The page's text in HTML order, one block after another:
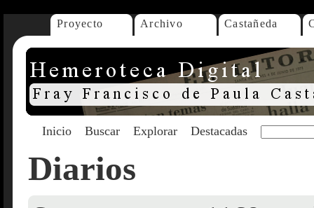
Proyecto Archivo Castañeda
Inicio Buscar Explorar Destacadas
Diarios